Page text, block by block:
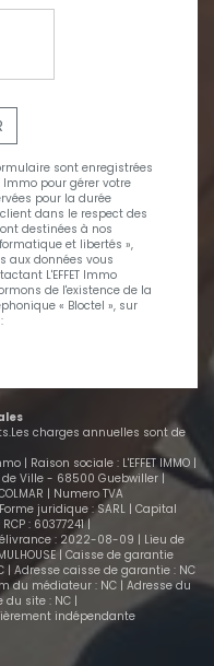
sont enregistrées
Immo pour gérer votre
pour la durée
dans le respect des
destinées à nos
et libertés »,
aux données vous
L'EFFET Immo
de l'existence de la
« Bloctel », sur
charges annuelles sont de
| Raison sociale : L'EFFET IMMO |
Ville - 68500 Guebwiller |
| Numero TVA
juridique : SARL | Capital
: 60377241 |
: 2022-08-09 | Lieu de
| Caisse de garantie
| Adresse caisse de garantie : NC
du médiateur : NC | Adresse du
du site : NC |
indépendante